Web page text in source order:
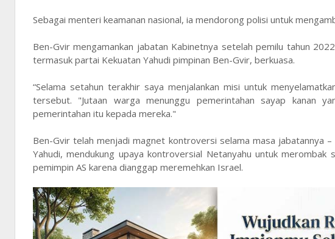
Sebagai menteri keamanan nasional, ia mendorong polisi untuk
Ben-Gvir mengamankan jabatan Kabinetnya setelah pemilu tahun
termasuk partai Kekuatan Yahudi pimpinan Ben-Gvir, berkuasa.
“Selama setahun terakhir saya menjalankan misi untuk
tersebut. "Jutaan warga menunggu pemerintahan sayap kanan
pemerintahan itu kepada mereka."
Ben-Gvir telah menjadi magnet kontroversi selama masa jabatannya
Yahudi, mendukung upaya kontroversial Netanyahu untuk
pemimpin AS karena dianggap meremehkan Israel.